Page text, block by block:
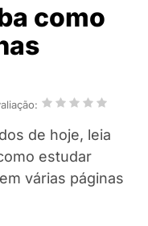
como
de hoje, leia
estudar
várias páginas